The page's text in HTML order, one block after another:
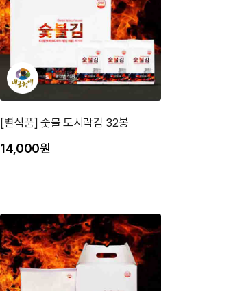
[별식품] 숯불 도시락김 32봉
14,000원